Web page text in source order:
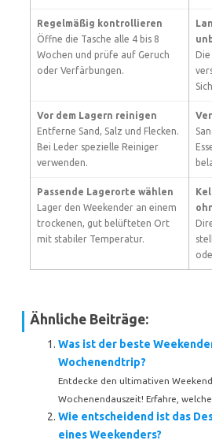
Regelmäßig kontrollieren
Öffne die Tasche alle 4 bis 8
Wochen und prüfe auf Geruch
oder Verfärbungen.
Die
Vor dem Lagern reinigen
Entferne Sand, Salz und Flecken.
Bei Leder spezielle Reiniger
verwenden.
Passende Lagerorte wählen
Lager den Weekender an einem
trockenen, gut belüfteten Ort
mit stabiler Temperatur.
Ähnliche Beiträge:
Was ist der beste
Wochenendtrip?
Entdecke den ultimativen
Wochenendauszeit! Erfahre,
Wie entscheidend ist das
eines Weekenders?